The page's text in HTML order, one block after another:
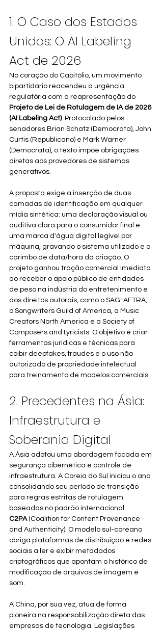
1. O Caso dos Estados
Unidos: O AI Labeling
Act de 2026
No coração do Capitólio, um movimento
bipartidário reacendeu a urgência
regulatória com a reapresentação do
Projeto de Lei de Rotulagem de IA de 2026
(AI Labeling Act). Protocolado pelos
senadores Brian Schatz (Democrata), John
Curtis (Republicano) e Mark Warner
(Democrata), o texto impõe obrigações
diretas aos provedores de sistemas
generativos.
A proposta exige a inserção de duas
camadas de identificação em qualquer
mídia sintética: uma declaração visual ou
auditiva clara para o consumidor final e
uma marca d'água digital legível por
máquina, gravando o sistema utilizado e o
carimbo de data/hora da criação. O
projeto ganhou tração comercial imediata
ao receber o apoio público de entidades
de peso na indústria do entretenimento e
dos direitos autorais, como o SAG-AFTRA,
o Songwriters Guild of America, a Music
Creators North America e a Society of
Composers and Lyricists. O objetivo é criar
ferramentas jurídicas e técnicas para
coibir deepfakes, fraudes e o uso não
autorizado de propriedade intelectual
para treinamento de modelos comerciais.
2. Precedentes na Ásia:
Infraestrutura e
Soberania Digital
A Ásia adotou uma abordagem focada em
segurança cibernética e controle de
infraestrutura. A Coreia do Sul iniciou o ano
consolidando seu período de transição
para regras estritas de rotulagem
baseadas no padrão internacional
C2PA (Coalition for Content Provenance
and Authenticity). O modelo sul-coreano
obriga plataformas de distribuição e redes
sociais a ler e exibir metadados
criptográficos que apontam o histórico de
modificação de arquivos de imagem e
som.
A China, por sua vez, atua de forma
pioneira na responsabilização direta das
empresas de tecnologia. Legislações